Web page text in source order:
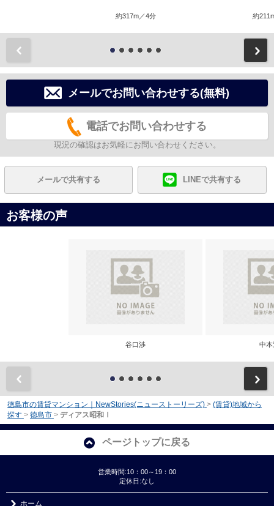
約317m／4分 約
メールでお問い合わせする(無料)
電話でお問い合わせする
現況の確認はお気軽にお問い合わせください。
メールで共有する LINEで共有する
お客様の声
谷口渉 中本
徳島市の賃貸マンション｜NewStories(ニューストーリーズ) > (賃貸)地域から
探す > 徳島市 > ディアス昭和Ⅰ
ページトップに戻る
営業時間:10：00～19：00
定休日:なし
ホーム